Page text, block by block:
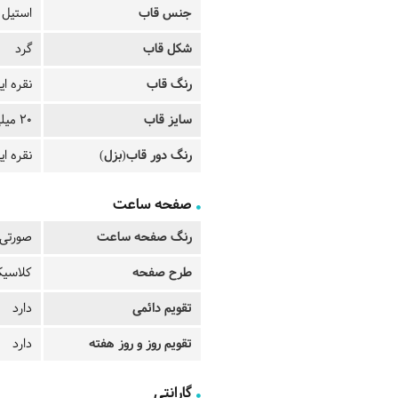
جنس قاب
استیل
شکل قاب
گرد
رنگ قاب
نقره
سایز قاب
20 میلی متر
رنگ دور قاب(بزل)
نقره
صفحه ساعت
رنگ صفحه ساعت
صورتی
طرح صفحه
تقویم دائمی
دارد
تقویم روز و روز هفته
دارد